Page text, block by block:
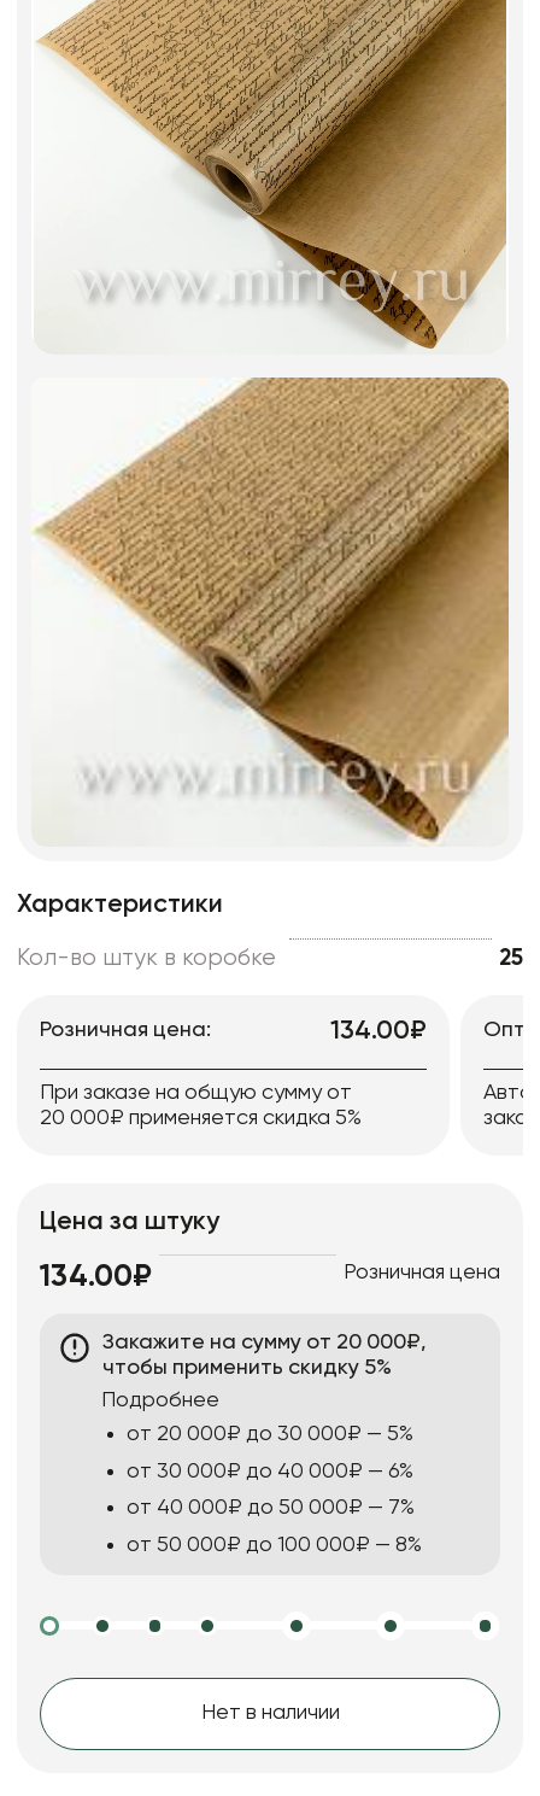
Искусственные цветы и растения
Декоративные вазы, кашпо
Фоамиран
Характеристики
Кол-во штук в коробке 25
Розничная цена: 134.00₽
При заказе на общую сумму от
20 000₽ применяется скидка 5%
Цена за штуку
134.00₽ Розничная цена
Закажите на сумму от 20 000₽,
чтобы применить скидку 5%
Подробнее
от 20 000₽ до 30 000₽ — 5%
от 30 000₽ до 40 000₽ — 6%
от 40 000₽ до 50 000₽ — 7%
от 50 000₽ до 100 000₽ — 8%
Нет в наличии